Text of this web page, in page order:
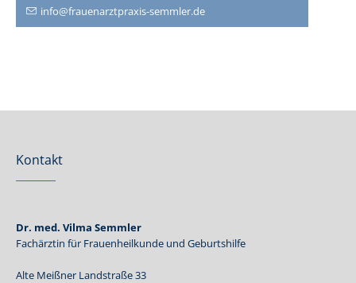
info@frauenarztpraxis-semmler.de
Kontakt
Dr. med. Vilma Semmler
Fachärztin für Frauenheilkunde und Geburtshilfe
Alte Meißner Landstraße 33